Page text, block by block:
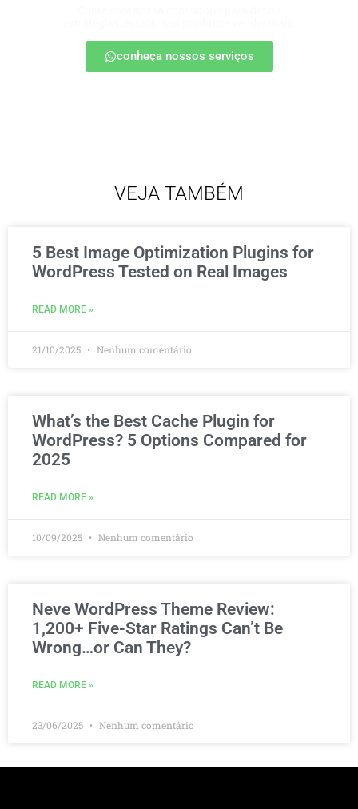
conheça nossos serviços
VEJA TAMBÉM
5 Best Image Optimization Plugins for
WordPress Tested on Real Images
READ MORE »
21/10/2025 Nenhum comentário
What’s the Best Cache Plugin for
WordPress? 5 Options Compared for
2025
READ MORE »
10/09/2025 Nenhum comentário
Neve WordPress Theme Review:
1,200+ Five-Star Ratings Can’t Be
Wrong…or Can They?
READ MORE »
23/06/2025 Nenhum comentário